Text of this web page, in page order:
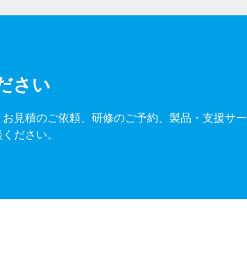
さい
お見積のご依頼、研修のご予約、製品・支援サー
ださい。